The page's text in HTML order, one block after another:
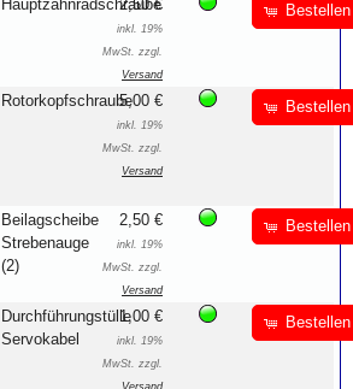
Hauptzahnradschraube
2,50 €
inkl. 19%
MwSt. zzgl.
Versand
Bestellen
Rotorkopfschraube5,00 €
inkl. 19%
MwSt. zzgl.
Versand
Bestellen
Beilagscheibe
Strebenauge
(2)
2,50 €
inkl. 19%
MwSt. zzgl.
Versand
Bestellen
Durchführungstülle
Servokabel
1,00 €
inkl. 19%
MwSt. zzgl.
Versand
Bestellen